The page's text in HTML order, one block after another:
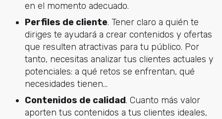
en el momento adecuado.
Perfiles de cliente. Tener claro a quién te
diriges te ayudará a crear contenidos y ofertas
que resulten atractivas para tu público. Por
tanto, necesitas analizar tus clientes actuales y
potenciales: a qué retos se enfrentan, qué
necesidades tienen...
Contenidos de calidad. Cuanto más valor
aporten tus contenidos a tus clientes ideales,